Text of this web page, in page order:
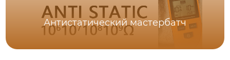
Антистатический мастербатч